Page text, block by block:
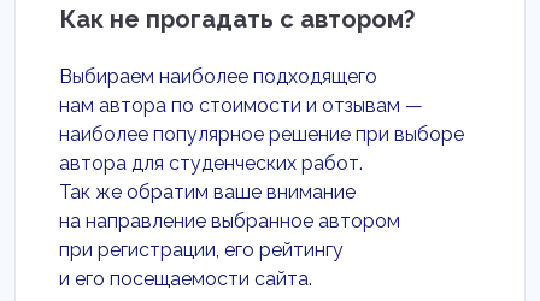
Как не прогадать с автором?
Выбираем наиболее подходящего
нам автора по стоимости и отзывам —
наиболее популярное решение при выборе
автора для студенческих работ.
Так же обратим ваше внимание
на направление выбранное автором
при регистрации, его рейтингу
и его посещаемости сайта.